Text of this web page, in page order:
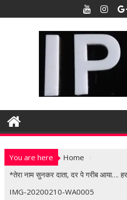
k
t
n
You are here
Home
*तेरा नाम सुनकर दाता, दर पे गरीब आया….
IMG-20200210-WA0005